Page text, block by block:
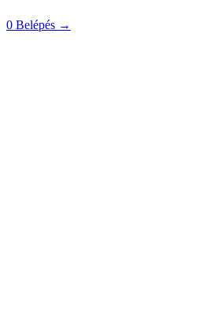
0 Belépés →